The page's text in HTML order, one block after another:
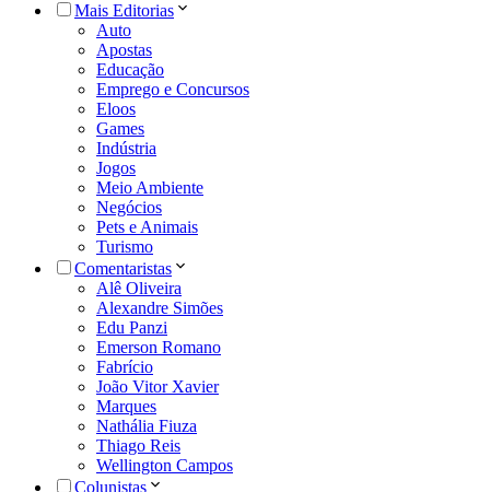
Mais Editorias
Auto
Apostas
Educação
Emprego e Concursos
Eloos
Games
Indústria
Jogos
Meio Ambiente
Negócios
Pets e Animais
Turismo
Comentaristas
Alê Oliveira
Alexandre Simões
Edu Panzi
Emerson Romano
Fabrício
João Vitor Xavier
Marques
Nathália Fiuza
Thiago Reis
Wellington Campos
Colunistas